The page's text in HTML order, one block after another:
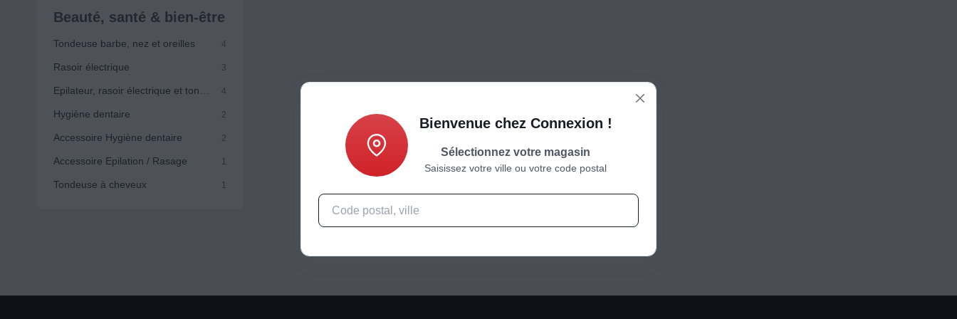
Beauté, santé & bien-être
Tondeuse barbe, nez et oreilles 4
Rasoir électrique 3
Epilateur, rasoir électrique et tondeuse bikini 4
Hygiène dentaire 2
Accessoire Hygiène dentaire 2
Accessoire Epilation / Rasage 1
Tondeuse à cheveux 1
Bienvenue chez Connexion !
Sélectionnez votre magasin
Saisissez votre ville ou votre code postal